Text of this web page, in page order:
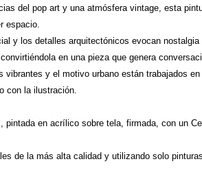
del pop art y una atmósfera vintage, esta
espacio.
y los detalles arquitectónicos evocan
en una pieza que genera
vibrantes y el motivo urbano están trabajados
con la ilustración.
pintada en acrílico sobre tela, firmada, con un
de la más alta calidad y utilizando solo